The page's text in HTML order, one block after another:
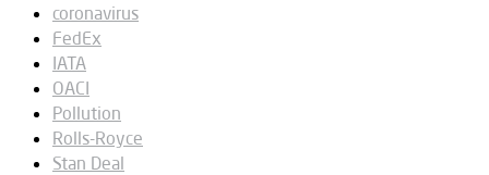
coronavirus
FedEx
IATA
OACI
Pollution
Rolls-Royce
Stan Deal